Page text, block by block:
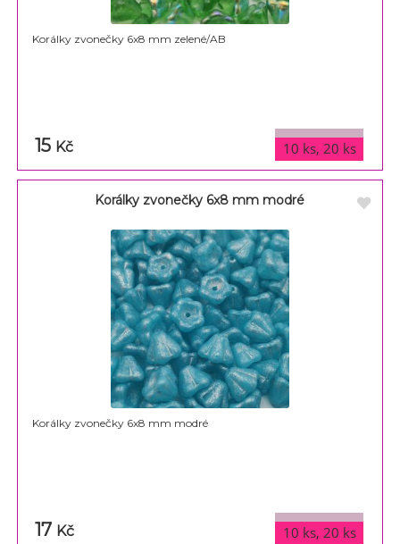
Korálky zvonečky 6x8 mm zelené/AB
varianty
10 ks, 20 ks
15 Kč
Korálky zvonečky 6x8 mm modré
Korálky zvonečky 6x8 mm modré
varianty
10 ks, 20 ks
17 Kč